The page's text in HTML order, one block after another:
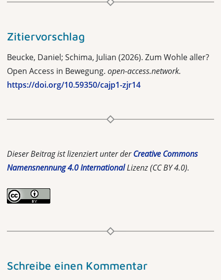
Zitiervorschlag
Beucke, Daniel; Schima, Julian (2026). Zum Wohle aller?
Open Access in Bewegung. open-access.network.
https://doi.org/10.59350/cajp1-zjr14
Dieser Beitrag ist lizenziert unter derCreative Commons
Namensnennung 4.0 InternationalLizenz (CC BY 4.0).
Schreibe einen Kommentar